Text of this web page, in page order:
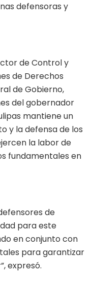
defensoras y
de Control y
de Derechos
de Gobierno,
del gobernador
mantiene un
y la defensa de los
la labor de
fundamentales en
de
para este
en conjunto con
para garantizar
expresó.